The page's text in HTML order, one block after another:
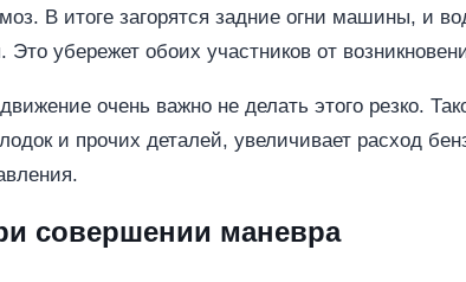
В итоге загорятся задние огни машины, и
убережет обоих участников от
очень важно не делать этого резко.
и прочих деталей, увеличивает расход
совершении маневра